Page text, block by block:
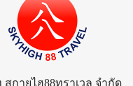
สกายไฮ88ทราเวล จำกัด